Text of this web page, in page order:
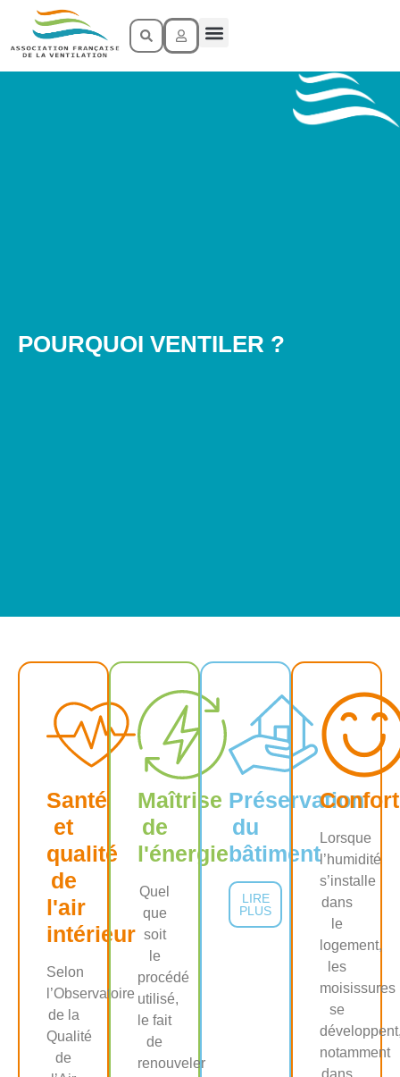
POURQUOI VENTILER ?
Santé
et
qualité
de
l'air
intérieur
Selon
l’Observatoire
de la
Qualité
de
Maîtrise
de
l'énergie
Quel
que
soit
le
procédé
utilisé,
le fait
de
renouveler
Préservation
du
bâtiment
LIRE
PLUS
Confort
Lorsque
l’humidité
s’installe
dans
le
logement,
les
moisissures
se
notamment